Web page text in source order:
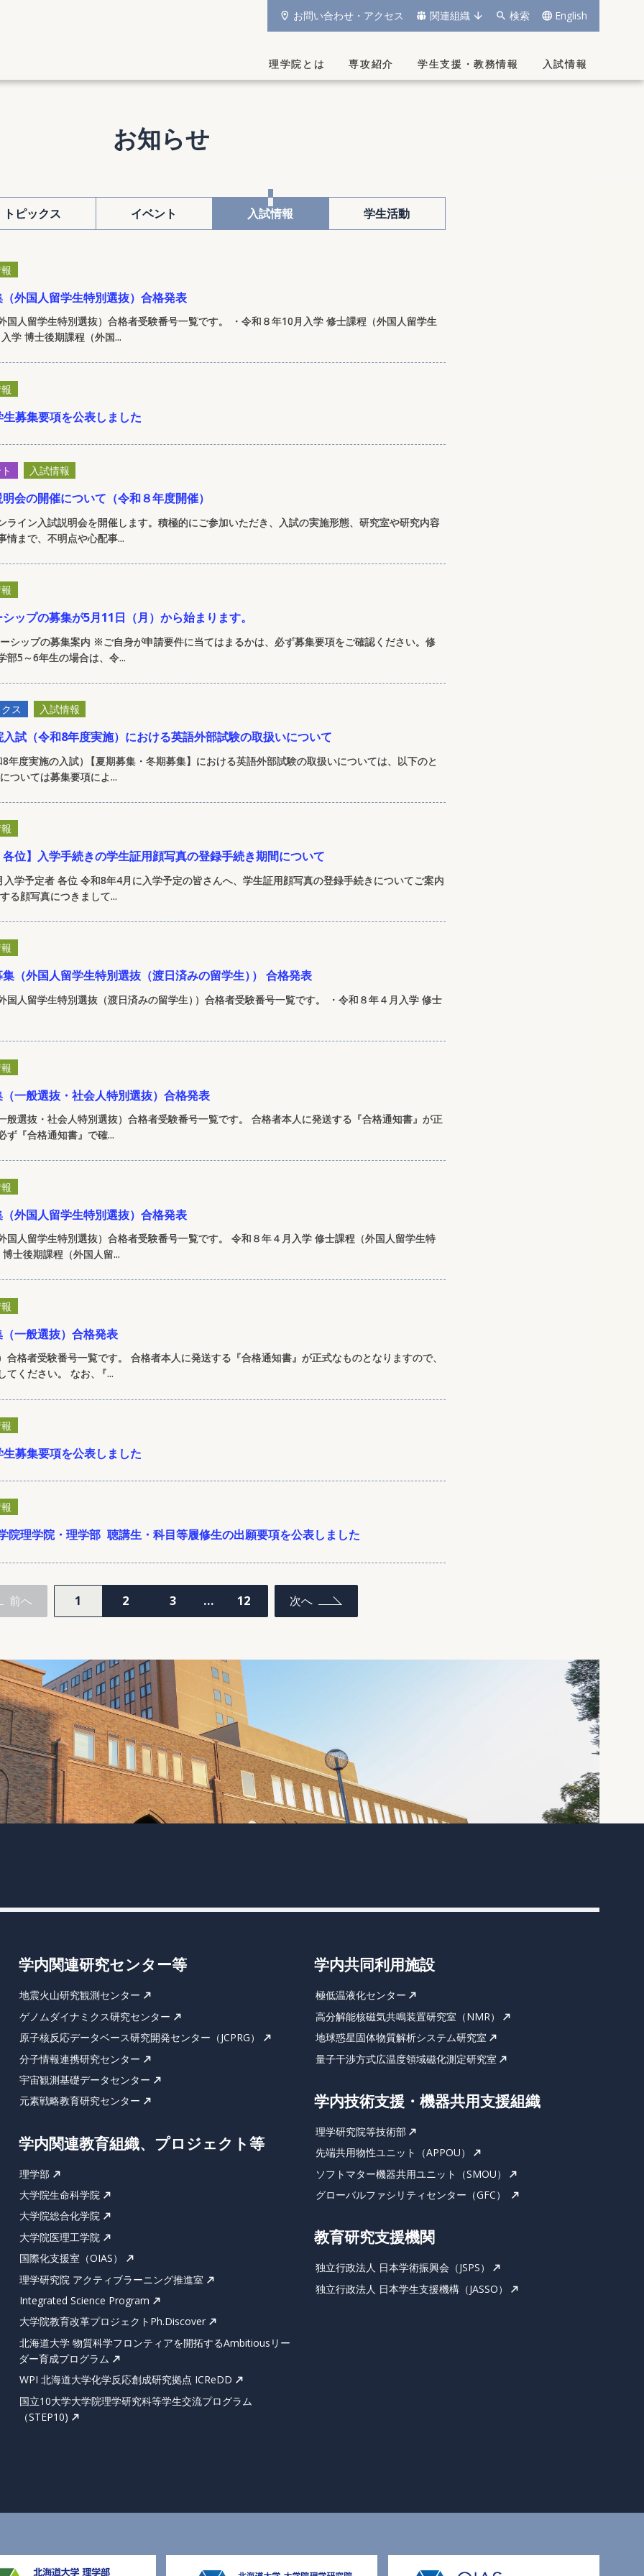
お問い合わせ・アクセス 関連組織 検索 English
理学院とは 専攻紹介 学生支援 ・教務情報 入試情報
お知らせ
トピックス イベント 入試情報 学生活動
外国人留学生特別選抜）合格発表
国人留学生特別選抜）合格者受験番号一覧です。 ・令和８年10月入学 修士課程（外国人留学生
学 博士後期課程（外国...
募集要項を公表しました
入試情報
会の開催について（令和８年度開催）
ライン入試説明会を開催します。積極的にご参加いただき、入試の実施形態、研究室や研究内容
情まで、不明点や心配事...
ップの募集が5月11日（月）から始まります。
シップの募集案内 ※ご自身が申請要件に当てはまるかは、必ず募集要項をご確認ください。修
部5～6年生の場合は、令...
ス 入試情報
試（令和8年度実施）における英語外部試験の取扱いについて
年度実施の入試）
【夏期募集・冬期募集】における英語外部試験の取扱いについては、以下のと
ついては募集要項によ...
位】入学手続きの学生証用顔写真の登録手続き期間について
学予定者 各位 令和8年4月に入学予定の皆さんへ、学生証用顔写真の登録手続きについてご案内
る顔写真につきまして...
（外国人留学生特別選抜（渡日済みの留学生） ） 合格発表
国人留学生特別選抜（渡日済みの留学生） ）合格者受験番号一覧です。 ・令和８年４月入学 修士
一般選抜・社会人特別選抜）合格発表
般選抜・社会人特別選抜）合格者受験番号一覧です。 合格者本人に発送する『合格通知書』が正
ず『合格通知書』で確...
外国人留学生特別選抜）合格発表
国人留学生特別選抜）合格者受験番号一覧です。 令和８年４月入学 修士課程（外国人留学生特
士後期課程（外国人留...
一般選抜）合格発表
合格者受験番号一覧です。 合格者本人に発送する『合格通知書』が正式なものとなりますので、
てください。 なお、 『...
募集要項を公表しました
院理学院・理学部 聴講生・科目等履修生の出願要項を公表しました
投
稿
ー
シ
ン
前へ 1 2 3 … 12 次へ
学内関連研究センター等
地震火山研究観測センター
ゲノムダイナミクス研究センター
原子核反応データベース研究開発センター（JCPRG）
分子情報連携研究センター
宇宙観測基礎データセンター
元素戦略教育研究センター
学内関連教育組織、プロジェクト等
理学部
大学院生命科学院
大学院総合化学院
大学院医理工学院
国際化支援室（OIAS）
理学研究院 アクティブラーニング推進室
Integrated Science Program
大学院教育改革プロジェクトPh.Discover
北海道大学 物質科学フロンティアを開拓するAmbitiousリー
ダー育成プログラム
WPI 北海道大学化学反応創成研究拠点 ICReDD
国立10大学大学院理学研究科等学生交流プログラム
（STEP10)
学内共同利用施設
極低温液化センター
高分解能核磁気共鳴装置研究室（NMR）
地球惑星固体物質解析システム研究室
量子干渉方式広温度領域磁化測定研究室
学内技術支援・機器共用支援組織
理学研究院等技術部
先端共用物性ユニット（APPOU）
ソフトマター機器共用ユニット（SMOU）
グローバルファシリティセンター（GFC）
教育研究支援機関
独立行政法人 日本学術振興会（JSPS）
独立行政法人 日本学生支援機構（JASSO）